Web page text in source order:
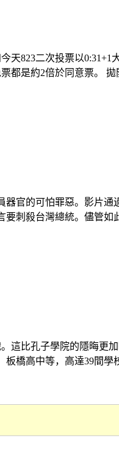
天823二次投票以
都是約2倍於同意票。
官的可怕罪惡。影片
刺殺台灣總統。儘管
這比孔子學院的隱晦
橋高中等，高達39間